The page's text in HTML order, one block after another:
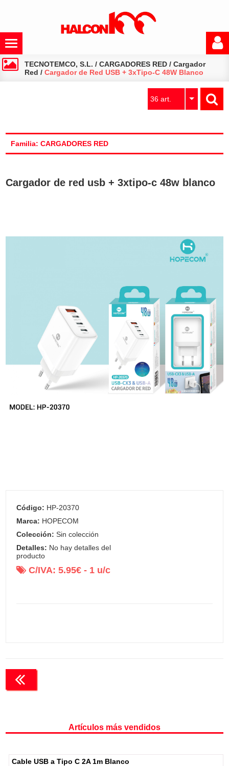
TECNOTEMCO, S.L. /CARGADORES RED /Cargador
Red /Cargador de Red USB + 3xTipo-C 48W Blanco
36 art.
Familia: CARGADORES RED
Cargador de red usb + 3xtipo-c 48w blanco
Código: HP-20370
Marca: HOPECOM
Colección: Sin colección
Detalles: No hay detalles del
producto
C/IVA:5.95€ - 1 u/c
Artículos más vendidos
Cable USB a Tipo C 2A 1m Blanco